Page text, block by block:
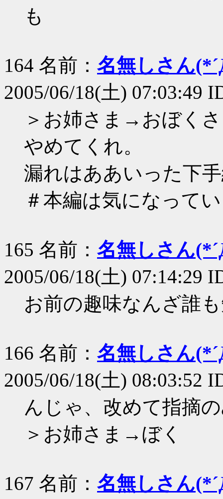
も
164 名前： 名無しさん
2005/06/18(土) 07:03:49
＞お姉さま→おぼく
やめてくれ。
漏れはああいった下
＃本編は気になって
165 名前： 名無しさん
2005/06/18(土) 07:14:29
お前の趣味なんざ誰
166 名前： 名無しさん
2005/06/18(土) 08:03:52
んじゃ、改めて指摘
＞お姉さま→ぼく
167 名前： 名無しさん